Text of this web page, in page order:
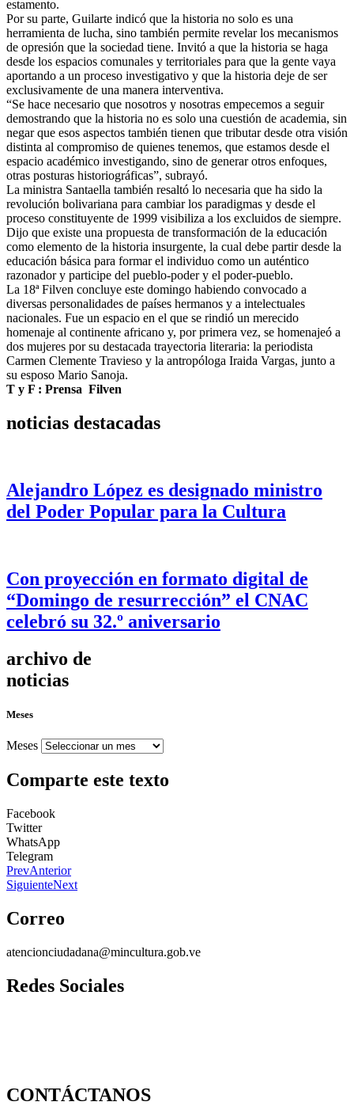
estamento.
Por su parte, Guilarte indicó que la historia no solo es una
herramienta de lucha, sino también permite revelar los mecanismos
de opresión que la sociedad tiene. Invitó a que la historia se haga
desde los espacios comunales y territoriales para que la gente vaya
aportando a un proceso investigativo y que la historia deje de ser
exclusivamente de una manera interventiva.
“Se hace necesario que nosotros y nosotras empecemos a seguir
demostrando que la historia no es solo una cuestión de academia, sin
negar que esos aspectos también tienen que tributar desde otra visión
distinta al compromiso de quienes tenemos, que estamos desde el
espacio académico investigando, sino de generar otros enfoques,
otras posturas historiográficas”, subrayó.
La ministra Santaella también resaltó lo necesaria que ha sido la
revolución bolivariana para cambiar los paradigmas y desde el
proceso constituyente de 1999 visibiliza a los excluidos de siempre.
Dijo que existe una propuesta de transformación de la educación
como elemento de la historia insurgente, la cual debe partir desde la
educación básica para formar el individuo como un auténtico
razonador y participe del pueblo-poder y el poder-pueblo.
La 18ª Filven concluye este domingo habiendo convocado a
diversas personalidades de países hermanos y a intelectuales
nacionales. Fue un espacio en el que se rindió un merecido
homenaje al continente africano y, por primera vez, se homenajeó a
dos mujeres por su destacada trayectoria literaria: la periodista
Carmen Clemente Travieso y la antropóloga Iraida Vargas, junto a
su esposo Mario Sanoja.
T y F : Prensa Filven
noticias destacadas
Alejandro López es designado ministro
del Poder Popular para la Cultura
Con proyección en formato digital de
“Domingo de resurrección” el CNAC
celebró su 32.º aniversario
archivo de
noticias
Meses
Meses
Comparte este texto
Facebook
Twitter
WhatsApp
Telegram
PrevAnterior
SiguienteNext
Correo
atencionciudadana@mincultura.gob.ve
Redes Sociales
CONTÁCTANOS